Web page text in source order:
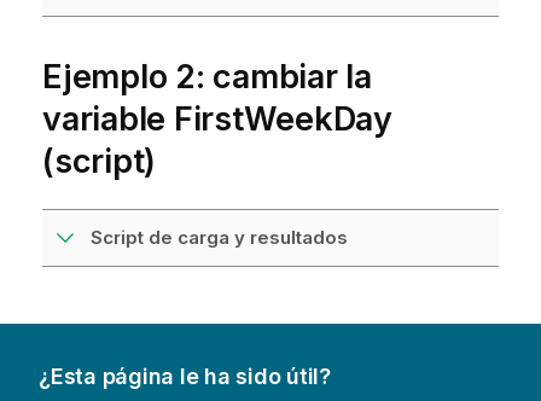
Ejemplo 2: cambiar la
variable FirstWeekDay
(script)
Script de carga y resultados
¿Esta página le ha sido útil?